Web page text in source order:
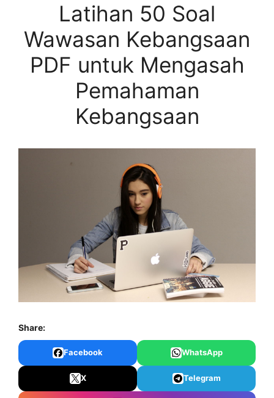
Latihan 50 Soal
Wawasan Kebangsaan
PDF untuk Mengasah
Pemahaman
Kebangsaan
Share:
Facebook WhatsApp
X Telegram